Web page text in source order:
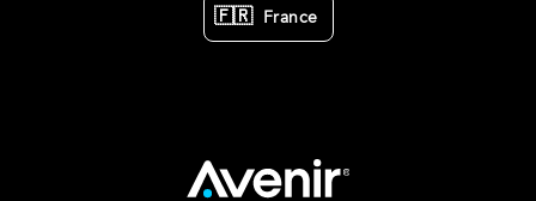
🇫🇷 France